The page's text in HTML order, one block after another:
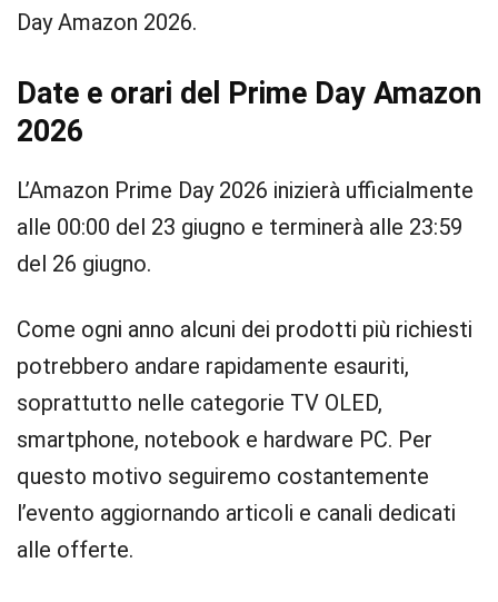
Day Amazon 2026.
Date e orari del Prime Day Amazon
2026
L’Amazon Prime Day 2026 inizierà ufficialmente
alle 00:00 del 23 giugno e terminerà alle 23:59
del 26 giugno.
Come ogni anno alcuni dei prodotti più richiesti
potrebbero andare rapidamente esauriti,
soprattutto nelle categorie TV OLED,
smartphone, notebook e hardware PC. Per
questo motivo seguiremo costantemente
l’evento aggiornando articoli e canali dedicati
alle offerte.